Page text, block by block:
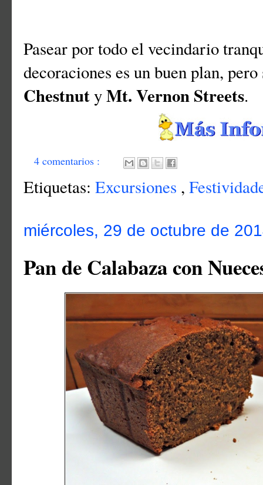
Pasear por todo el vecindario
decoraciones es un buen plan,
ChestnutyMt. Vernon Streets.
4 comentarios :
Etiquetas: Excursiones ,
miércoles, 29 de octubre de
Pan de Calabaza con